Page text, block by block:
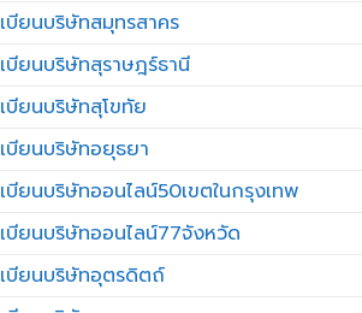
บียนบริษัทสมุทรสาคร
บียนบริษัทสุราษฎร์ธานี
บียนบริษัทสุโขทัย
บียนบริษัทอยุธยา
บียนบริษัทออนไลน์50เขตในกรุงเทพ
บียนบริษัทออนไลน์77จังหวัด
บียนบริษัทอุตรดิตถ์